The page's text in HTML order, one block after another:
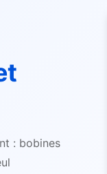
: bobines